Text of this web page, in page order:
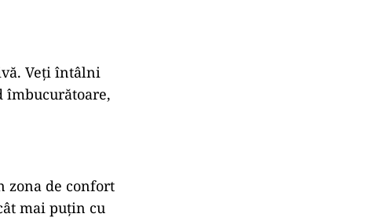
Veți întâlni
zona de confort
mai puțin cu